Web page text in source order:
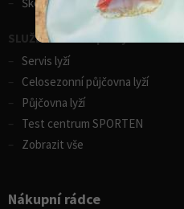
SLUŽBY - zimní sporty
Servis lyží
Celosezonní půjčovna lyží
Půjčovna lyží
Test centrum SPORTEN
Zobrazit vše
Nákupní rádce